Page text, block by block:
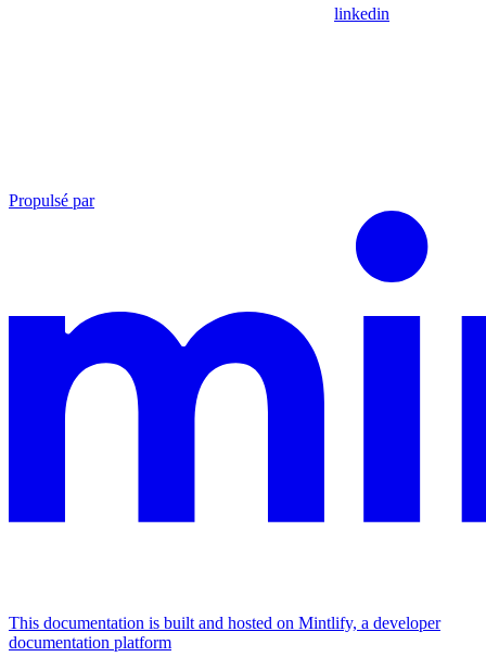
linkedin
Propulsé par
This documentation is built and hosted on Mintlify, a developer
documentation platform